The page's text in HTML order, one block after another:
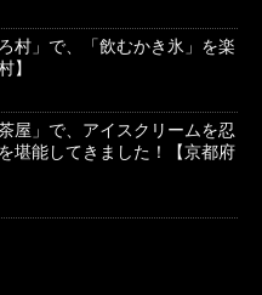
村」で、「飲むかき氷」を楽
】
屋」で、アイスクリームを忍
堪能してきました！【京都府